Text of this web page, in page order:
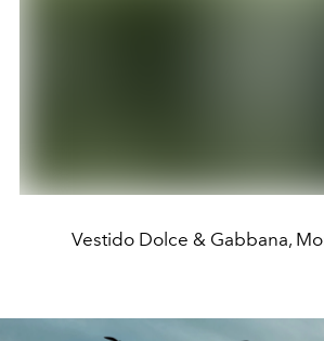
Vestido Dolce & Gabbana,